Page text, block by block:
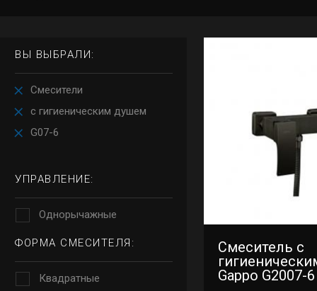
ВЫ ВЫБРАЛИ:
Смесители
с гигиеническим душем
G07-6
УПРАВЛЕНИЕ:
Однорычажные
ФОРМА СМЕСИТЕЛЯ:
Квадратные
Смеситель с
Gappo G2007-6